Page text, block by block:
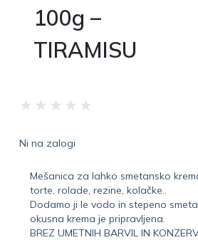
100g –
TIRAMISU
★ ★ ★ ★ ★
Ni na zalogi
Mešanica za lahko smetansko
torte, rolade, rezine, kolačke..
Dodamo ji le vodo in stepeno
okusna krema je pripravljena.
BREZ UMETNIH BARVIL IN